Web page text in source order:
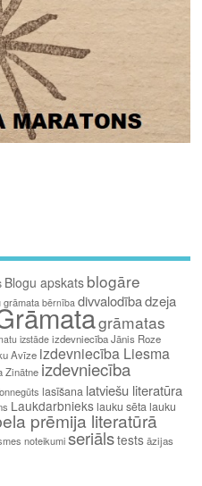
Blogu apskats blogāre
grāmata bērnība divvalodībadzeja
grāmatas
izstāde izdevniecība Jānis Roze
Avīze izdevniecība Liesma
Zinātne izdevniecība
lasīšana latviešu literatūra
Laukdarbniekslauku sēta lauku
prēmija literatūrā
noteikumi seriālstests āzijas